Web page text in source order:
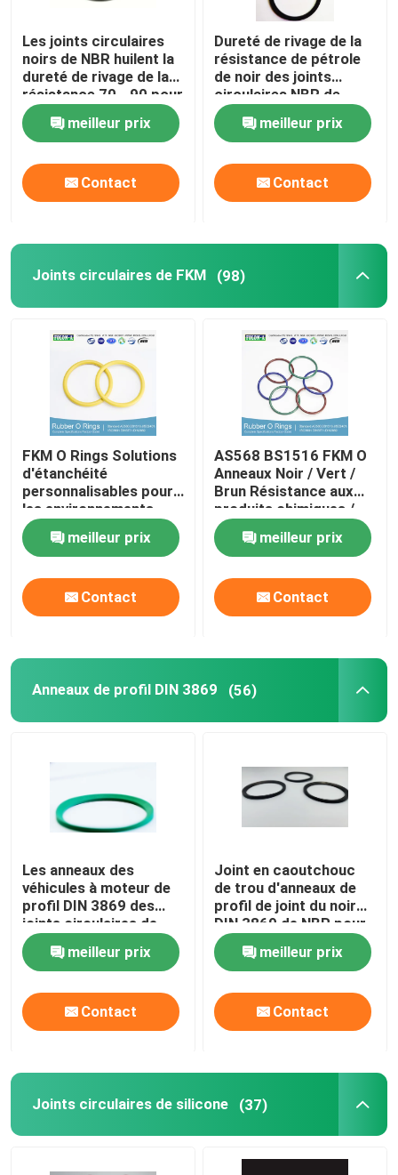
Les joints circulaires
noirs de NBR huilent la
dureté de rivage de la
résistance 70 - 90 pour
des compresseurs à
gaz
meilleur prix
Contact
Dureté de rivage de la
résistance de pétrole
de noir des joints
circulaires NBR de
compresseurs à gaz 70
- 90
meilleur prix
Contact
Joints circulaires de FKM (98)
FKM O Rings Solutions
d'étanchéité
personnalisables pour
les environnements
exigeants
meilleur prix
Contact
AS568 BS1516 FKM O
Anneaux Noir / Vert /
Brun Résistance aux
produits chimiques /
huile Résistance aux
UV
meilleur prix
Contact
Anneaux de profil DIN 3869 (56)
Les anneaux des
véhicules à moteur de
profil DIN 3869 des
joints circulaires de
profil de place de la
résistance à l'usure
NBR
meilleur prix
Contact
Joint en caoutchouc
de trou d'anneaux de
profil de joint du noir
DIN 3869 de NBR pour
des incidences
meilleur prix
Contact
Joints circulaires de silicone (37)